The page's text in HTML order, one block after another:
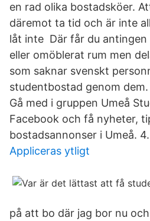
en rad olika bostadsköer.
däremot ta tid och är inte
låt inte Där får du
eller omöblerat rum men
som saknar svenskt
studentbostad genom
Gå med i gruppen Umeå
Facebook och få nyheter,
bostadsannonser i Umeå. 4.
Appliceras ytligt
på att bo där jag bor nu